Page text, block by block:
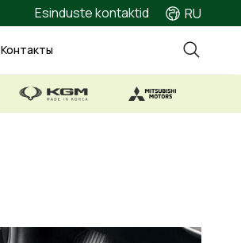
Esinduste kontaktid RU
Контакты